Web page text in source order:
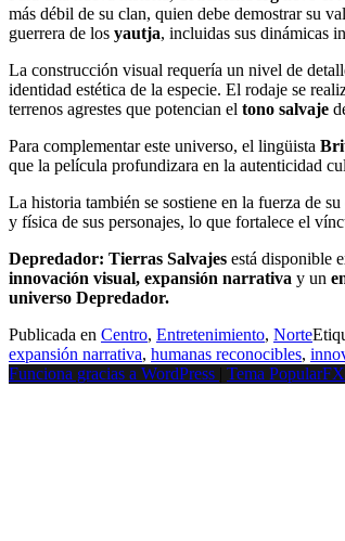
más débil de su clan, quien debe demostrar su
guerrera de los yautja, incluidas sus dinámicas
La construcción visual requería un nivel de
identidad estética de la especie. El rodaje se
terrenos agrestes que potencian el tono salvaje
Para complementar este universo, el lingüista
que la película profundizara en la autenticidad
La historia también se sostiene en la fuerza de su
y física de sus personajes, lo que fortalece el
Depredador: Tierras Salvajes está disponible
innovación visual, expansión narrativa y un
universo Depredador.
Publicada en Centro, Entretenimiento, Norte
expansión narrativa, humanas reconocibles,
Funciona gracias a WordPress
Tema PopularFX